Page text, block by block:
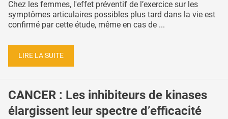
Chez les femmes, l'effet préventif de l’exercice sur les
symptômes articulaires possibles plus tard dans la vie est
confirmé par cette étude, même en cas de ...
LIRE LA SUITE
CANCER : Les inhibiteurs de kinases
élargissent leur spectre d’efficacité